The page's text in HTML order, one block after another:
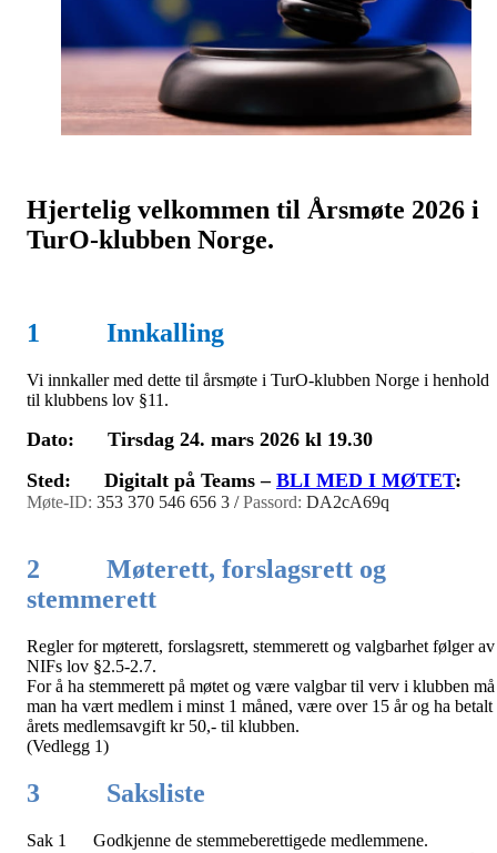
Hjertelig velkommen til Årsmøte 2026 i
TurO-klubben Norge.
1 Innkalling
Vi innkaller med dette til årsmøte i TurO-klubben Norge i henhold
til klubbens lov §11.
Dato: Tirsdag 24. mars 2026 kl 19.30
Sted: Digitalt på Teams – BLI MED I MØTET:
Møte-ID: 353 370 546 656 3 /Passord: DA2cA69q
2 Møterett, forslagsrett og
stemmerett
Regler for møterett, forslagsrett, stemmerett og valgbarhet følger av
NIFs lov §2.5-2.7.
For å ha stemmerett på møtet og være valgbar til verv i klubben må
man ha vært medlem i minst 1 måned, være over 15 år og ha betalt
årets medlemsavgift kr 50,- til klubben.
(Vedlegg 1)
3 Saksliste
Sak 1 Godkjenne de stemmeberettigede medlemmene.